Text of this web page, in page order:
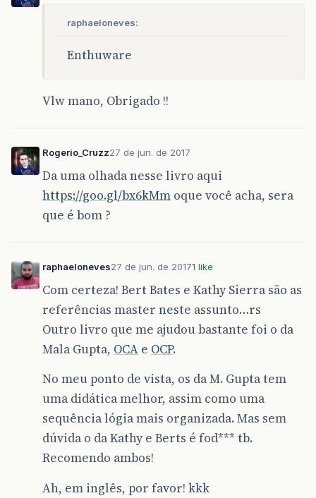
raphaeloneves:
Enthuware
Vlw mano, Obrigado !!
Rogerio_Cruzz27 de jun. de 2017
Da uma olhada nesse livro aqui
https://goo.gl/bx6kMm oque você acha, sera
que é bom ?
raphaeloneves27 de jun. de 20171 like
Com certeza! Bert Bates e Kathy Sierra são as
referências master neste assunto…rs
Outro livro que me ajudou bastante foi o da
Mala Gupta, OCA e OCP.
No meu ponto de vista, os da M. Gupta tem
uma didática melhor, assim como uma
sequência lógia mais organizada. Mas sem
dúvida o da Kathy e Berts é fod*** tb.
Recomendo ambos!
Ah, em inglês, por favor! kkk